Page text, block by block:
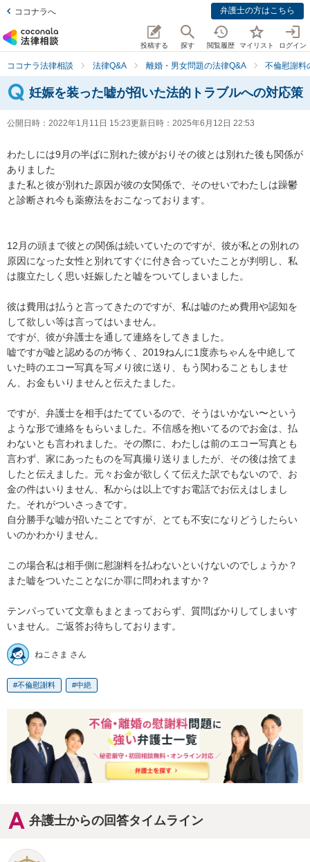
ココナラへ 弁護士の方はこちら
投稿する 探す 閲覧履歴 マイリスト ログイン
ココナラ法律相談 法律Q&A 離婚・男女問題の法律Q&A 不倫慰謝料
妊娠を装った嘘が招いた法的トラブルへの対応策
公開日時： 2022年1月11日 15:23更新日時： 2025年6月12日 22:53
わたしには9月の半ばに別れた彼がおりその彼とは別れた後も関係が
ありました
また私と彼が別れた原因が彼の女関係で、そのせいでわたしは躁鬱
と診断され今も薬療法をおこなっております。
12月の頭まで彼との関係は続いていたのですが、彼が私との別れの
原因になった女性と別れてすぐに付き合っていたことが判明し、私
は腹立たしく思い妊娠したと嘘をついてしまいました。
彼は費用は払うと言ってきたのですが、私は嘘のため費用や認知を
して欲しい等は言ってはいません。
ですが、彼が弁護士を通して連絡をしてきました。
嘘ですが嘘と認めるのが怖く、2019ねんに1度赤ちゃんを中絶して
いた時のエコー写真を写メり彼に送り、もう関わることもしませ
ん、お金もいりませんと伝えたました。
ですが、弁護士を相手はたてているので、そうはいかない〜という
ような形で連絡をもらいました。不信感を抱いてるのでお金は、払
わないとも言われました。その際に、わたしは前のエコー写真とも
言わず、家にあったものを写真撮り送りましたが、その後は捨てま
したと伝えました。元々お金が欲しくて伝えた訳でもないので、お
金の件はいりません、私からは以上ですお電話でお伝えはしまし
た。それがついさっきです。
自分勝手な嘘が招いたことですが、とても不安になりどうしたらい
いのかわかりません。
この場合私は相手側に慰謝料を払わないといけないのでしょうか？
また嘘をついたことなにか罪に問われますか？
テンパっていて文章もまとまっておらず、質問ばかりしてしまいす
いません。ご返答お待ちしております。
ねこさま さん
不倫慰謝料 中絶
弁護士からの回答タイムライン